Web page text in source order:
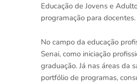
Educação de Jovens e
programação para docentes.
No campo da educação
Senai, como iniciação
graduação. Já nas áreas da
portfólio de programas,